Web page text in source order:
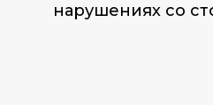
нарушениях со